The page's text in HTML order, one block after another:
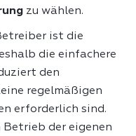
zu wählen.
ist die
die einfachere
den
regelmäßigen
erforderlich sind.
der eigenen